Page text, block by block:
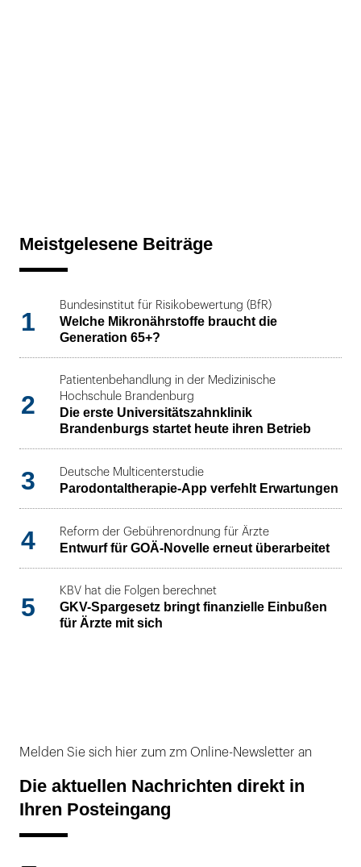
Meistgelesene Beiträge
1
Bundesinstitut für Risikobewertung (BfR)
Welche Mikronährstoffe braucht die
Generation 65+?
2
Patientenbehandlung in der Medizinische
Hochschule Brandenburg
Die erste Universitätszahnklinik
Brandenburgs startet heute ihren Betrieb
3 Deutsche Multicenterstudie
Parodontaltherapie-App verfehlt Erwartungen
4 Reform der Gebührenordnung für Ärzte
Entwurf für GOÄ-Novelle erneut überarbeitet
5
KBV hat die Folgen berechnet
GKV-Spargesetz bringt finanzielle Einbußen
für Ärzte mit sich
Melden Sie sich hier zum zm Online-Newsletter an
Die aktuellen Nachrichten direkt in
Ihren Posteingang